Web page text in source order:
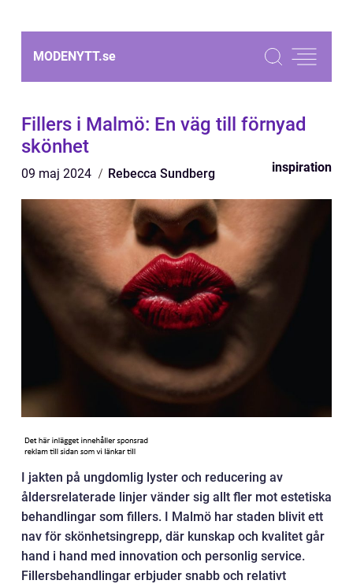
MODENYTT.se
Fillers i Malmö: En väg till förnyad
skönhet
09 maj 2024 Rebecca Sundberg inspiration
I jakten på ungdomlig lyster och reducering av
åldersrelaterade linjer vänder sig allt fler mot estetiska
behandlingar som fillers. I Malmö har staden blivit ett
nav för skönhetsingrepp, där kunskap och kvalitet går
hand i hand med innovation och personlig service.
Fillersbehandlingar erbjuder snabb och relativt